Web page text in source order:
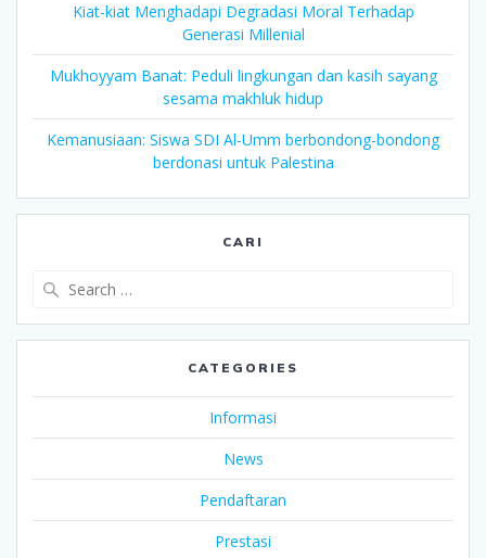
Kiat-kiat Menghadapi Degradasi Moral Terhadap
Generasi Millenial
Mukhoyyam Banat: Peduli lingkungan dan kasih sayang
sesama makhluk hidup
Kemanusiaan: Siswa SDI Al-Umm berbondong-bondong
berdonasi untuk Palestina
CARI
CATEGORIES
Informasi
News
Pendaftaran
Prestasi